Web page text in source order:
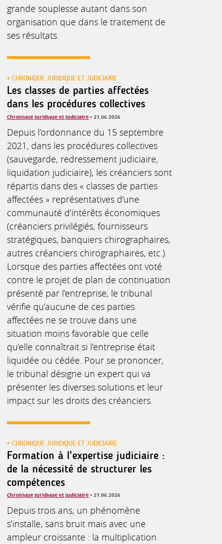
grande souplesse autant dans son
organisation que dans le traitement de
ses résultats.
CHRONIQUE JURIDIQUE ET JUDICIAIRE
Les classes de parties affectées
dans les procédures collectives
Chronique juridique et judiciaire • 21.06.2026
Depuis l’ordonnance du 15 septembre
2021, dans les procédures collectives
(sauvegarde, redressement judiciaire,
liquidation judiciaire), les créanciers sont
répartis dans des « classes de parties
affectées » représentatives d’une
communauté d’intérêts économiques
(créanciers privilégiés, fournisseurs
stratégiques, banquiers chirographaires,
autres créanciers chirographaires, etc.).
Lorsque des parties affectées ont voté
contre le projet de plan de continuation
présenté par l’entreprise, le tribunal
vérifie qu’aucune de ces parties
affectées ne se trouve dans une
situation moins favorable que celle
qu’elle connaîtrait si l’entreprise était
liquidée ou cédée. Pour se prononcer,
le tribunal désigne un expert qui va
présenter les diverses solutions et leur
impact sur les droits des créanciers.
CHRONIQUE JURIDIQUE ET JUDICIAIRE
Formation à l’expertise judiciaire :
de la nécessité de structurer les
compétences
Chronique juridique et judiciaire • 21.06.2026
Depuis trois ans, un phénomène
s’installe, sans bruit mais avec une
ampleur croissante : la multiplication